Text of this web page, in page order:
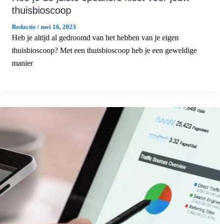
thuisbioscoop
Redactie / mei 16, 2023
Heb je altijd al gedroomd van het hebben van je eigen
thuisbioscoop? Met een thuisbioscoop heb je een geweldige
manier